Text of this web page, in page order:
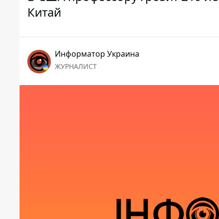
Китай
Информатор Украина
ЖУРНАЛИСТ